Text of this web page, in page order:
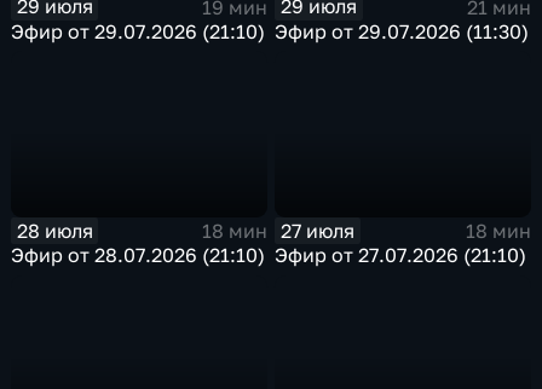
29 июля
19 мин
Эфир от 29.07.2026 (21:10)
29 июля
21 мин
Эфир от 29.07.2026 (11:30)
28 июля
18 мин
Эфир от 28.07.2026 (21:10)
27 июля
18 мин
Эфир от 27.07.2026 (21:10)